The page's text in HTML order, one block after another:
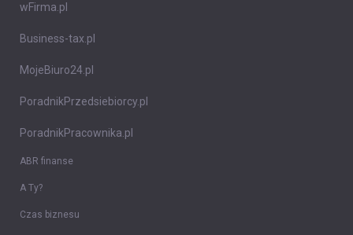
wFirma.pl
Business-tax.pl
MojeBiuro24.pl
PoradnikPrzedsiebiorcy.pl
PoradnikPracownika.pl
ABR finanse
A Ty?
Czas biznesu